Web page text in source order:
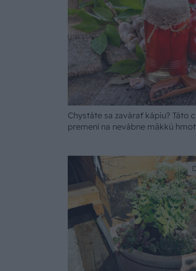
Chystáte sa zavárať kápiu? Táto
premení na nevábne mäkkú